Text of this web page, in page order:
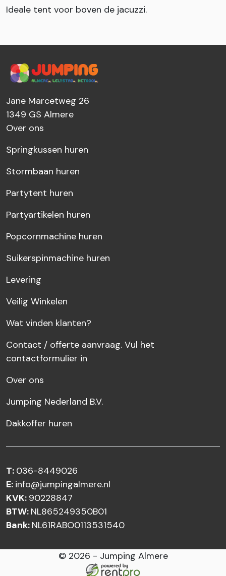
Ideale tent voor boven de jacuzzi.
Jane Marcetweg 26
1349 GS Almere
Over ons
Springkussen huren
Stormbaan huren
Partytent huren
Partyartikelen huren
Popcornmachine huren
Suikerspinmachine huren
Levering
Veilig Winkelen
Wat vinden klanten?
Contact / offerte aanvraag. Vul het
contactformulier in
Over ons
Jumping Nederland B.V.
Dakkoffer huren
T: 036-8449026
E: info@jumpingalmere.nl
KVK: 90228847
BTW: NL865249350B01
Bank: NL61RABO0113531540
© 2026 - Jumping Almere